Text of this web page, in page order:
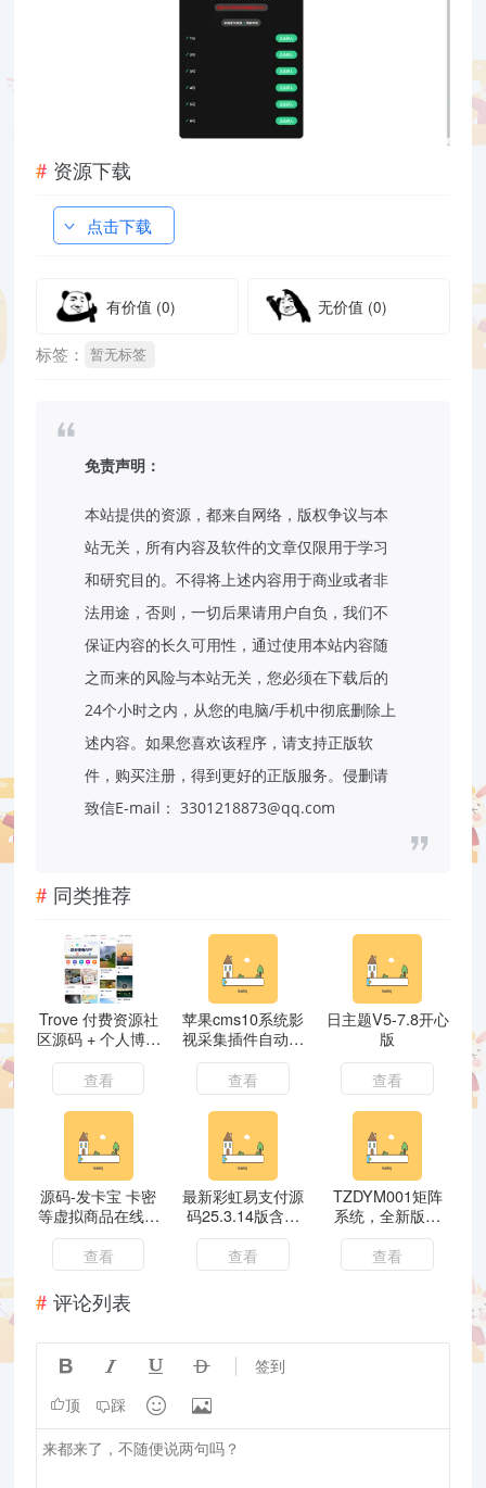
资源下载
点击下载
有价值 (0) 无价值 (0)
标签： 暂无标签
免责声明：
本站提供的资源，都来自网络，版权争议与本
站无关，所有内容及软件的文章仅限用于学习
和研究目的。不得将上述内容用于商业或者非
法用途，否则，一切后果请用户自负，我们不
保证内容的长久可用性，通过使用本站内容随
之而来的风险与本站无关，您必须在下载后的
24个小时之内，从您的电脑/手机中彻底删除上
述内容。如果您喜欢该程序，请支持正版软
件，购买注册，得到更好的正版服务。侵删请
致信E-mail： 3301218873@qq.com
同类推荐
Trove 付费资源社
区源码 + 个人博客
+ 短视频 APP 支
持 AI 大模型多支
付多存储
查看
苹果cms10系统影
视采集插件自动分
类 萌芽采集插件
Pro
查看
日主题V5-7.8开心
版
查看
源码-发卡宝 卡密
等虚拟商品在线交
易平台
查看
最新彩虹易支付源
码25.3.14版含有
更新包
查看
TZDYM001矩阵
系统，全新版本
（市面没有的版
本）
查看
评论列表
    签到
顶 踩  